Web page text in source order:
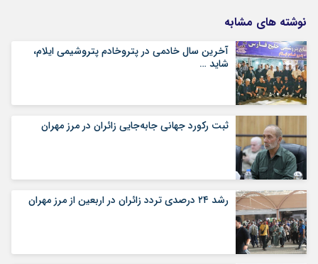
نوشته های مشابه
آخرین سال خادمی در پتروخادم پتروشیمی ایلام،
شاید …
ثبت رکورد جهانی جابه‌جایی زائران در مرز مهران
رشد ۲۴ درصدی تردد زائران در اربعین از مرز مهران